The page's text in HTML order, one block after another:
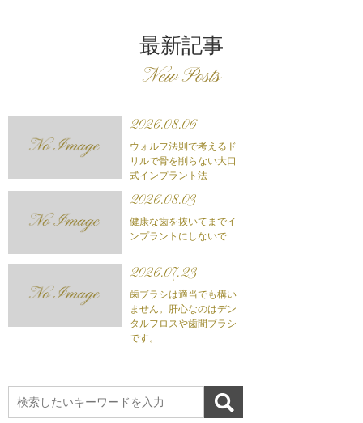
最新記事
New Posts
2026.08.06
ウォルフ法則で考えるド
リルで骨を削らない大口
式インプラント法
2026.08.03
健康な歯を抜いてまでイ
ンプラントにしないで
2026.07.23
歯ブラシは適当でも構い
ません。肝心なのはデン
タルフロスや歯間ブラシ
です。